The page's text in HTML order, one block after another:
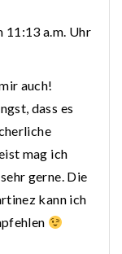
11:13 a.m. Uhr
auch!
dass es
mag ich
gerne. Die
kann ich